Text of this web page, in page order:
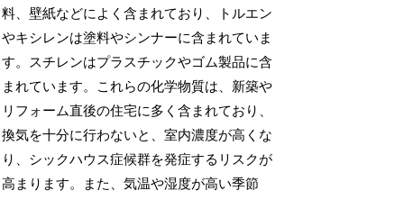
料、壁紙などによく含まれており、トルエン
やキシレンは塗料やシンナーに含まれていま
す。スチレンはプラスチックやゴム製品に含
まれています。これらの化学物質は、新築や
リフォーム直後の住宅に多く含まれており、
換気を十分に行わないと、室内濃度が高くな
り、シックハウス症候群を発症するリスクが
高まります。また、気温や湿度が高い季節